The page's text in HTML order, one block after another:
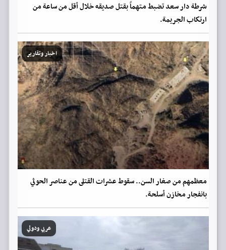
شرطة دار سعد تضبط متهماً بقتل صديقه خلال أقل من ساعة من
ارتكاب الجريمة.
اخبار وتقارير
معظمهم من صغار السن.. سقوط عشرات القتلى من عناصر الحوثي
بانفجار مخازن أسلحة.
عربي ودولي